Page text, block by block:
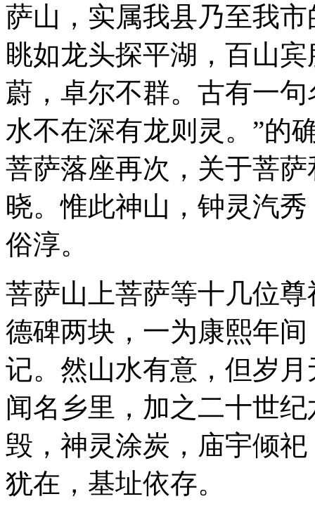
萨山，实属我县乃至我
眺如龙头探平湖，百山
蔚，卓尔不群。古有一
水不在深有龙则灵。”的
菩萨落座再次，关于菩
晓。惟此神山，钟灵汽
俗淳。
菩萨山上菩萨等十几位
德碑两块，一为康熙年
记。然山水有意，但岁
闻名乡里，加之二十世
毁，神灵涂炭，庙宇倾
犹在，基址依存。